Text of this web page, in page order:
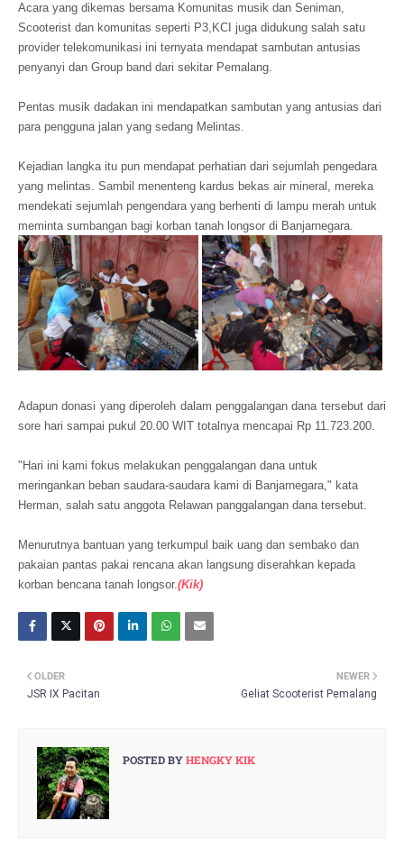
Acara yang dikemas bersama Komunitas musik dan Seniman,
Scooterist dan komunitas seperti P3,KCI juga didukung salah satu
provider telekomunikasi ini ternyata mendapat sambutan antusias
penyanyi dan Group band dari sekitar Pemalang.
Pentas musik dadakan ini mendapatkan sambutan yang antusias dari
para pengguna jalan yang sedang Melintas.
Kejadian langka itu pun mendapat perhatian dari sejumlah pengedara
yang melintas. Sambil menenteng kardus bekas air mineral, mereka
mendekati sejumlah pengendara yang berhenti di lampu merah untuk
meminta sumbangan bagi korban tanah longsor di Banjarnegara.
Adapun donasi yang diperoleh dalam penggalangan dana tersebut dari
sore hari sampai pukul 20.00 WIT totalnya mencapai Rp 11.723.200.
"Hari ini kami fokus melakukan penggalangan dana untuk
meringankan beban saudara-saudara kami di Banjarnegara," kata
Herman, salah satu anggota Relawan panggalangan dana tersebut.
Menurutnya bantuan yang terkumpul baik uang dan sembako dan
pakaian pantas pakai rencana akan langsung diserahkan kepada
korban bencana tanah longsor.(Kik)
NEWER
Geliat Scooterist Pemalang
OLDER
JSR IX Pacitan
POSTED BYHENGKY KIK